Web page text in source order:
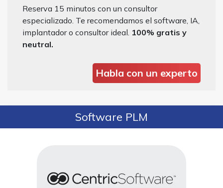
Reserva 15 minutos con un consultor
especializado. Te recomendamos el software, IA,
implantador o consultor ideal. 100% gratis y
neutral.
Habla con un experto
Software PLM